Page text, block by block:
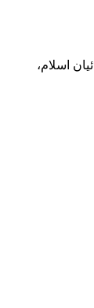
فدائیان اسلام،